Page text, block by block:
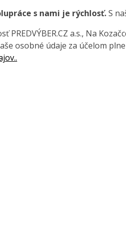
s nami je rýchlosť.S
PREDVÝBER.CZ a.s., Na
osobné údaje za účelom